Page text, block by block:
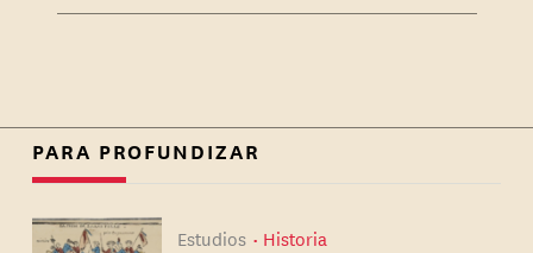
PARA PROFUNDIZAR
Estudios Historia